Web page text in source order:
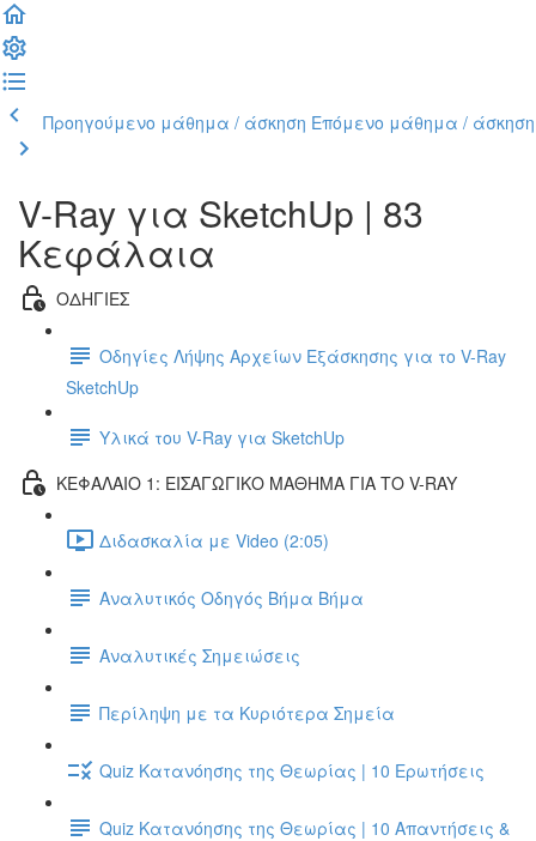
Προηγούμενο μάθημα / άσκηση Επόμενο μάθημα / άσκηση
V-Ray για SketchUp | 83
Κεφάλαια
ΟΔΗΓΙΕΣ
Οδηγίες Λήψης Αρχείων Εξάσκησης για το V-Ray
SketchUp
Υλικά του V-Ray για SketchUp
ΚΕΦΑΛΑΙΟ 1: ΕΙΣΑΓΩΓΙΚΟ ΜΑΘΗΜΑ ΓΙΑ ΤΟ V-RAY
Διδασκαλία με Video (2:05)
Αναλυτικός Οδηγός Βήμα Βήμα
Αναλυτικές Σημειώσεις
Περίληψη με τα Κυριότερα Σημεία
Quiz Κατανόησης της Θεωρίας | 10 Ερωτήσεις
Quiz Κατανόησης της Θεωρίας | 10 Απαντήσεις &